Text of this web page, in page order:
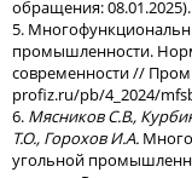
обращения: 08.01.2025).
5.
промышленности.
современности //
profiz.ru/pb/4_2024/
6. Мясников С.В.,
Т.О., Горохов И.А.
угольной